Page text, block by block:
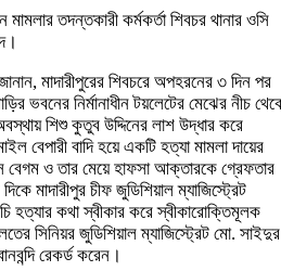
মামলার তদন্তকারী কর্মকর্তা শিবচর থানার ওসি
মাদারীপুরের শিবচরে অপহরনের ৩ দিন পর
ভবনের নির্মানাধীন টয়লেটের মেঝের নীচ
শিশু কুতুব উদ্দিনের লাশ উদ্ধার করে
বেপারী বাদি হয়ে একটি হত্যা মামলা দায়ের
বেগম ও তার মেয়ে হাফসা আক্তারকে গ্রেফতার
মাদারীপুর চীফ জুডিশিয়াল ম্যাজিস্ট্রেট
হত্যার কথা স্বীকার করে স্বীকারোক্তিমূলক
সিনিয়র জুডিশিয়াল ম্যাজিস্ট্রেট মো. সাইদুর
রেকর্ড করেন।